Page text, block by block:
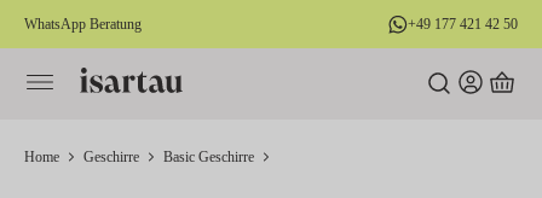
springen
WhatsApp Beratung +49 177 421 42 50
Home Geschirre Basic Geschirre